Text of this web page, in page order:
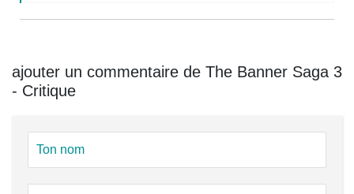
ajouter un commentaire de The Banner Saga 3
- Critique